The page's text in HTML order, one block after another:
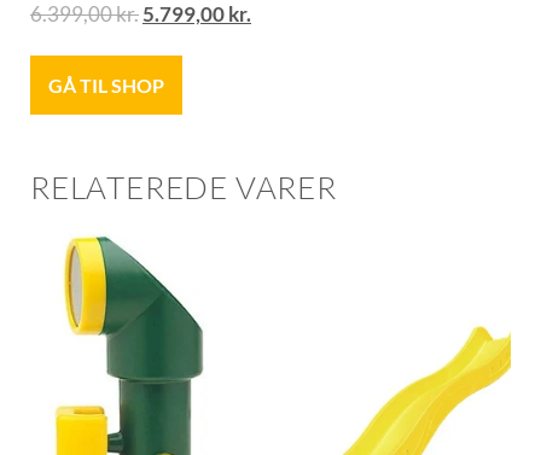
6.399,00kr.5.799,00kr.
GÅ TIL SHOP
RELATEREDE VARER